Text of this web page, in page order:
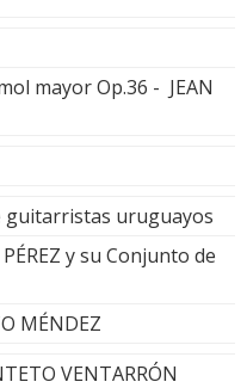
mayor Op.36 - JEAN
guitarristas uruguayos
y su Conjunto de
MÉNDEZ
VENTARRÓN